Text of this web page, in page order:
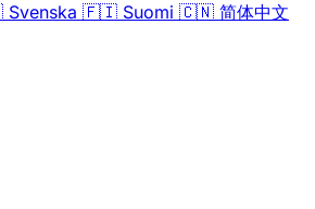
Svenska 🇫🇮 Suomi 🇨🇳 简体中文